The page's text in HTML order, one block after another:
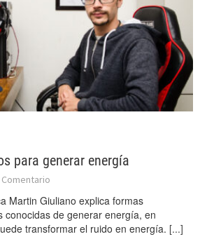
para generar energía
Comentario
Martin Giuliano explica formas
conocidas de generar energía, en
transformar el ruido en energía. [...]